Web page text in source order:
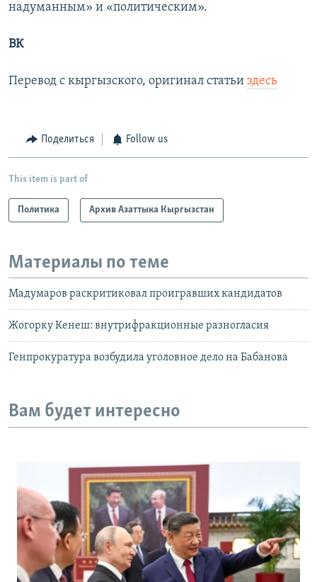
надуманным» и «политическим».
ВК
Перевод с кыргызского, оригинал статьи здесь
Поделиться Follow us
This item is part of
Политика Архив Азаттыка Кыргызстан
Материалы по теме
Мадумаров раскритиковал проигравших кандидатов
Жогорку Кенеш: внутрифракционные разногласия
Генпрокуратура возбудила уголовное дело на Бабанова
Вам будет интересно